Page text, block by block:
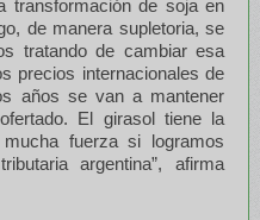
transformación de soja en
de manera supletoria, se
tratando de cambiar esa
precios internacionales de
años se van a mantener
El girasol tiene la
fuerza si logramos
argentina”, afirma